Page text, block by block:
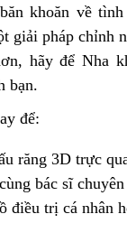
khoăn về
giải pháp chỉnh
hãy đểNha
bạn.
để:
răng 3D trực
bác sĩ
điều trị cá nhân